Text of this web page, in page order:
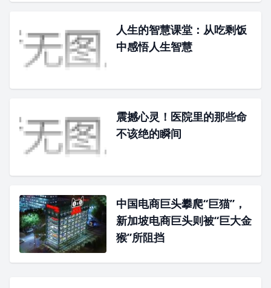
人生的智慧课堂：从吃剩饭
中感悟人生智慧
震撼心灵！医院里的那些命
不该绝的瞬间
中国电商巨头攀爬“巨猫”，
新加坡电商巨头则被“巨大金
猴”所阻挡